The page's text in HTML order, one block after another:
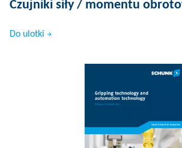
Czujniki siły / momentu
Do ulotki